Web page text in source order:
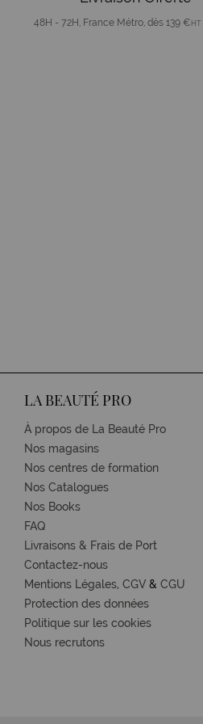
48H - 72H, France Métro, dès 139 € HT
LA BEAUTÉ PRO
À propos de La Beauté Pro
Nos magasins
Nos centres de formation
Nos Catalogues
Nos Books
FAQ
Livraisons & Frais de Port
Contactez-nous
Mentions Légales, CGV & CGU
Protection des données
Politique sur les cookies
Nous recrutons